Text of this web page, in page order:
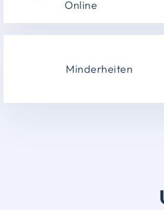
Online
Minderheiten